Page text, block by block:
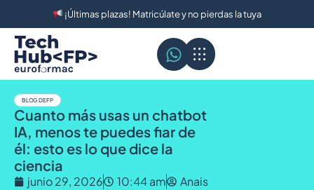
¡Últimas plazas! Matricúlate y no pierdas la tuya
BLOG DE FP
Cuanto más usas un chatbot
IA, menos te puedes fiar de
él: esto es lo que dice la
ciencia
junio 29, 2026 10:44 am Anais